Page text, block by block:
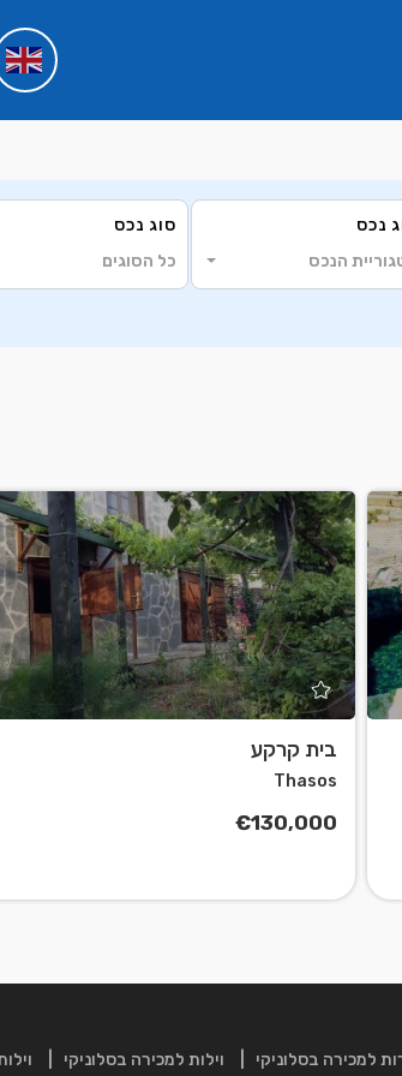
נכס
הנכס
סוג נכס
כל הסוגים
בית קרקע
Thasos
€130,000
למכירה בסלוניקי וילות למכירה בסלוניקי